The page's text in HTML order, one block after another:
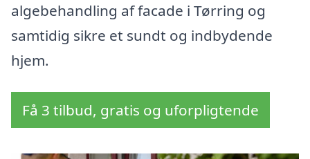
algebehandling af facade i Tørring og
samtidig sikre et sundt og indbydende
hjem.
Få 3 tilbud, gratis og uforpligtende